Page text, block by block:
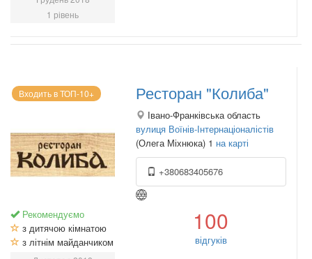
1 рівень
Входить в ТОП-10+
Рекомендуємо
з дитячою кімнатою
з літнім майданчиком
Ресторан "Колиба"
Івано-Франківська область
вулиця Воїнів-Інтернаціоналістів
(Олега Міхнюка) 1 на карті
+380683405676
100
відгуків